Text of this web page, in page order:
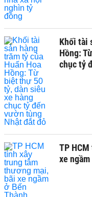
Khối tài
Hồng:
chục tỷ
TP
xe ngầm